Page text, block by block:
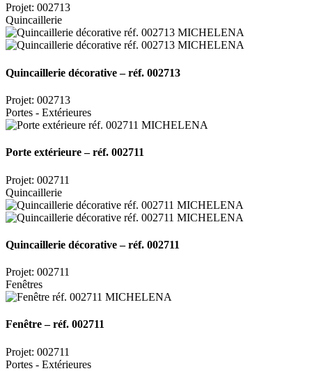
Projet: 002713
Quincaillerie
Quincaillerie décorative – réf. 002713
Projet: 002713
Portes - Extérieures
Porte extérieure – réf. 002711
Projet: 002711
Quincaillerie
Quincaillerie décorative – réf. 002711
Projet: 002711
Fenêtres
Fenêtre – réf. 002711
Projet: 002711
Portes - Extérieures